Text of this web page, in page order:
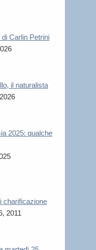
Carlin Petrini
il naturalista
2025: qualche
charificazione
2011